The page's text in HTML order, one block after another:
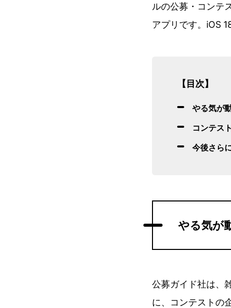
ルの公募・コンテ
アプリです。iOS
【目次】
やる気が
コンテス
今後さら
やる気が
公募ガイド社は、
に、コンテストの